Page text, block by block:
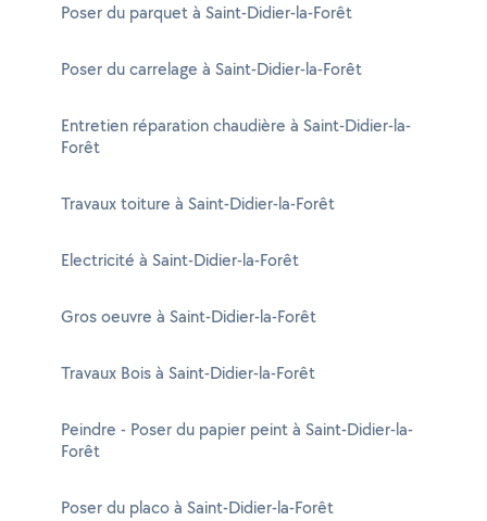
Poser du parquet à Saint-Didier-la-Forêt
Poser du carrelage à Saint-Didier-la-Forêt
Entretien réparation chaudière à Saint-Didier-la-
Forêt
Travaux toiture à Saint-Didier-la-Forêt
Electricité à Saint-Didier-la-Forêt
Gros oeuvre à Saint-Didier-la-Forêt
Travaux Bois à Saint-Didier-la-Forêt
Peindre - Poser du papier peint à Saint-Didier-la-
Forêt
Poser du placo à Saint-Didier-la-Forêt